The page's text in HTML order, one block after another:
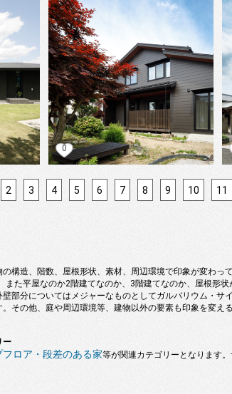
0
2 3 4 5 6 7 8 9 10 11
構造、階数、屋根形状、素材、周辺環境で印象が変わっ
また平屋なのか2階建てなのか、3階建てなのか、屋根形状
部分についてはメジャーなものとしてガルバリウム・サ
その他、庭や周辺環境等、建物以外の要素も印象を変え
ー
フロア・段差のある家等が関連カテゴリーとなります